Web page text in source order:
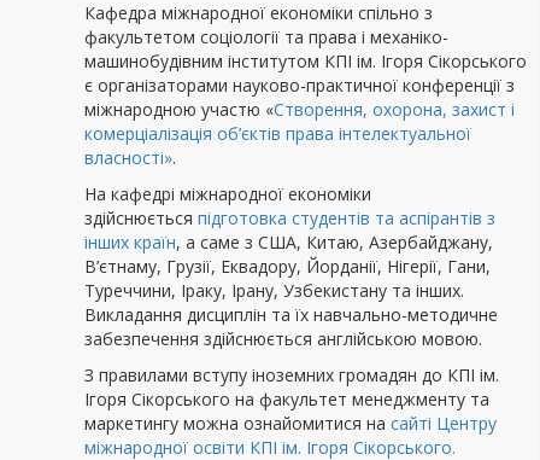
Кафедра міжнародної економіки спільно з
факультетом соціології та права і механіко-
машинобудівним інститутом КПІ ім. Ігоря Сікорського
є організаторами науково-практичної конференції з
міжнародною участю «Створення, охорона, захист і
комерціалізація об’єктів права інтелектуальної
власності».
На кафедрі міжнародної економіки
здійснюється підготовка студентів та аспірантів з
інших країн, а саме з США, Китаю, Азербайджану,
В’єтнаму, Грузії, Еквадору, Йорданії, Нігерії, Гани,
Туреччини, Іраку, Ірану, Узбекистану та інших.
Викладання дисциплін та їх навчально-методичне
забезпечення здійснюється англійською мовою.
З правилами вступу іноземних громадян до КПІ ім.
Ігоря Сікорського на факультет менеджменту та
маркетингу можна ознайомитися на сайті Центру
міжнародної освіти КПІ ім. Ігоря Сікорського.